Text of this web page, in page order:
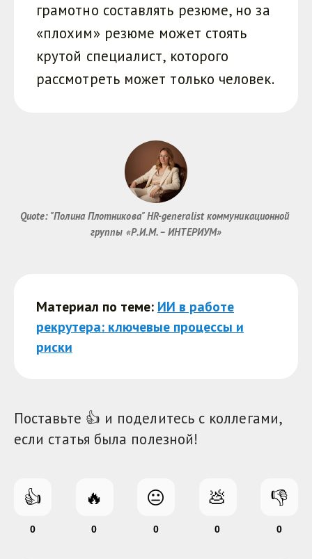
грамотно составлять резюме, но за
«плохим» резюме может стоять
крутой специалист, которого
рассмотреть может только человек.
Quote: "Полина Плотникова" HR-generalist коммуникационной
группы «Р.И.М. – ИНТЕРИУМ»
Материал по теме: ИИ в работе
рекрутера: ключевые процессы и
риски
Поставьте 👍 и поделитесь с коллегами,
если статья была полезной!
👍
0
🔥
0
😐
0
💩
0
👎
0